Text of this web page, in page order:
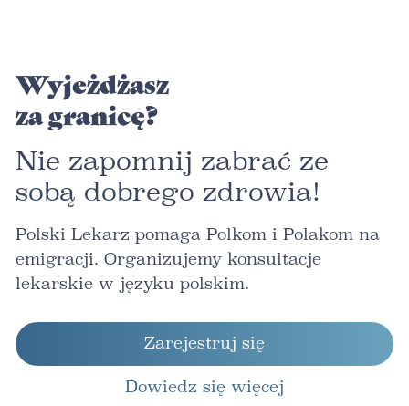
Wyjeżdżasz
za granicę?
Nie zapomnij zabrać ze
sobą dobrego zdrowia!
Polski Lekarz pomaga Polkom i Polakom na
emigracji. Organizujemy konsultacje
lekarskie w języku polskim.
Zarejestruj się
Dowiedz się więcej